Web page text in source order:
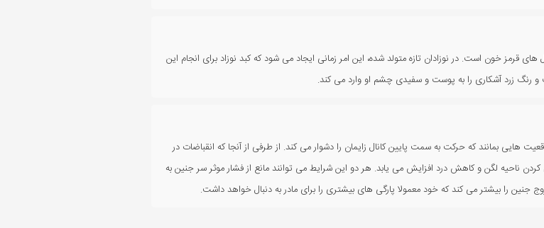
های قرمز خون است. در نوزادان تازه متولد شده، این امر زمانی ایجاد می شود که کبد نوزاد برای انجام این
رنگ زرد آشکاری را به پوست و سفیدی چشم او وارد می کند.
هایی بمانند که حرکت به سمت پایین کانال زایمان را دشوار می کند. از طرفی از آنجا که انقباضات در
ناحیه لگن و کاهش درد افزایش می یابد. هر دو این شرایط می توانند مانع از فشار موثر سر جنین به
جنین را بیشتر می کند که خود معمولا پارگی های بیشتری را برای مادر به دنبال خواهد داشت.